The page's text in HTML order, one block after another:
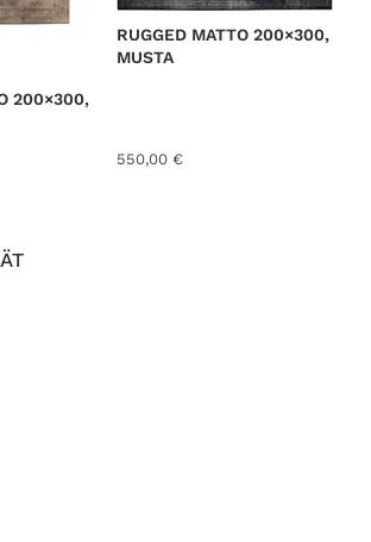
200×300,
RUGGED MATTO 200×300,
MUSTA
550,00 €